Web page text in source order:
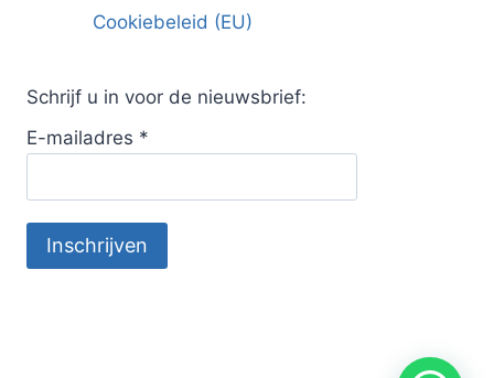
Cookiebeleid (EU)
Schrijf u in voor de nieuwsbrief:
E-mailadres *